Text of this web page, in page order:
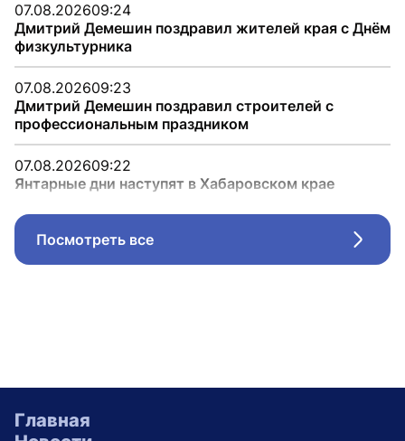
07.08.202609:24
Дмитрий Демешин поздравил жителей края с Днём
физкультурника
07.08.202609:23
Дмитрий Демешин поздравил строителей с
профессиональным праздником
07.08.202609:22
Янтарные дни наступят в Хабаровском крае
Посмотреть все
Главная